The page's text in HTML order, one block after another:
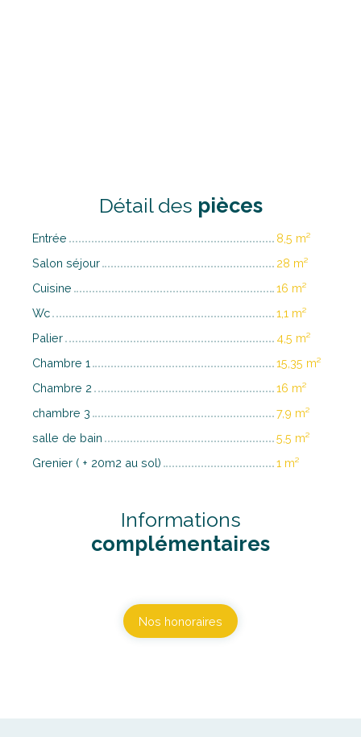
Détail des pièces
Entrée
8,5 m²
Salon séjour
28 m²
Cuisine
16 m²
Wc
1,1 m²
Palier
4,5 m²
Chambre 1
15,35 m²
Chambre 2
16 m²
chambre 3
7,9 m²
salle de bain
5,5 m²
Grenier ( + 20m2 au sol)
1 m²
Informations
complémentaires
Nos honoraires